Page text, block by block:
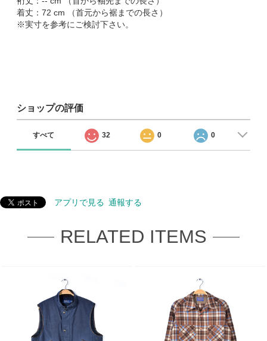
着丈：72 cm （首元から裾までの長さ）
※実寸を参考にご検討下さい。
ショップの評価
すべて 32 0 0
アプリで見る 通報する
RELATED ITEMS